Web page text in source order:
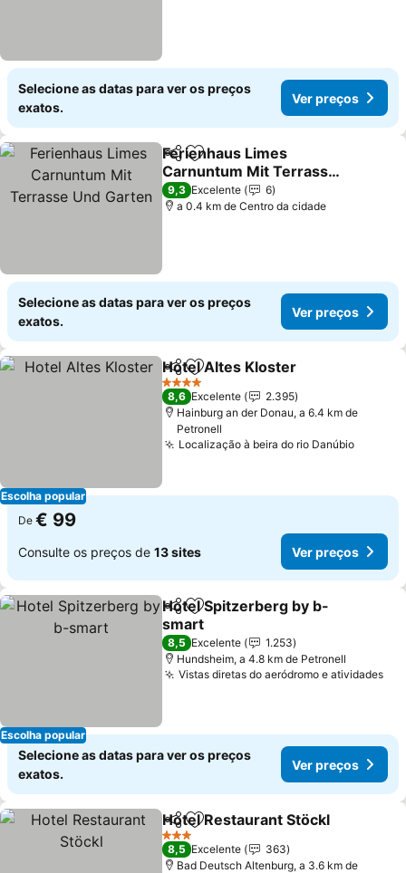
Selecione as datas para ver os preços
exatos.
Ver preços
PartilharAdicionar aos favoritos
Ferienhaus Limes
Carnuntum Mit Terrasse
Und Garten
Ver preços
9,3 Excelente
6
a 0.4 km de Centro da cidade
Selecione as datas para ver os preços
exatos.
Ver preços
Escolha popular
PartilharAdicionar aos favoritos
Hotel Altes Kloster
4 Estrelas
8,6 Excelente
2.395
Hainburg an der Donau, a 6.4 km de
Petronell
Localização à beira do rio DanúbioVer
De € 99
Consulte os preços de 13 sites Ver preços
Escolha popular
PartilharAdicionar aos favoritos
Hotel Spitzerberg by b-
smart
Ver preços
8,5 Excelente
1.253
Hundsheim, a 4.8 km de Petronell
Vistas diretas do aeródromo e atividades
Selecione as datas para ver os preços
exatos.
Ver preços
PartilharAdicionar aos favoritos
Hotel Restaurant Stöckl
3 Estrelas
8,5 Excelente
363
Bad Deutsch Altenburg, a 3.6 km de